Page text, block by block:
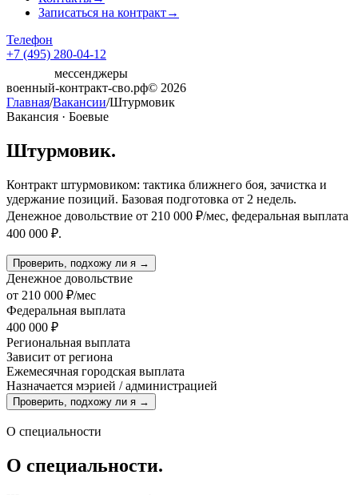
Записаться на контракт→
Телефон
+7 (495) 280-04-12
мессенджеры
военный-контракт-сво.рф© 2026
Главная/Вакансии/Штурмовик
Вакансия · Боевые
Штурмовик.
Контракт штурмовиком: тактика ближнего боя, зачистка и
удержание позиций. Базовая подготовка от 2 недель.
Денежное довольствие от 210 000 ₽/мес, федеральная выплата
400 000 ₽.
Проверить, подхожу ли я →
Денежное довольствие
от 210 000 ₽/мес
Федеральная выплата
400 000 ₽
Региональная выплата
Зависит от региона
Ежемесячная городская выплата
Назначается мэрией / администрацией
Проверить, подхожу ли я →
О специальности
О специальности.